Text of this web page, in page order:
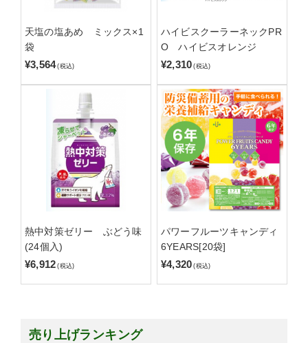
天塩の塩あめ ミックス×1
袋
¥3,564 (税込)
ハイビスクーラーネックPR
O ハイビスオレンジ
¥2,310 (税込)
熱中対策ゼリー ぶどう味
(24個入)
¥6,912 (税込)
パワーフルーツキャンディ
6YEARS[20袋]
¥4,320 (税込)
売り上げランキング